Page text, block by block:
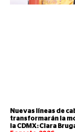
Nuevas líneas de
transformarán la
la CDMX: Clara